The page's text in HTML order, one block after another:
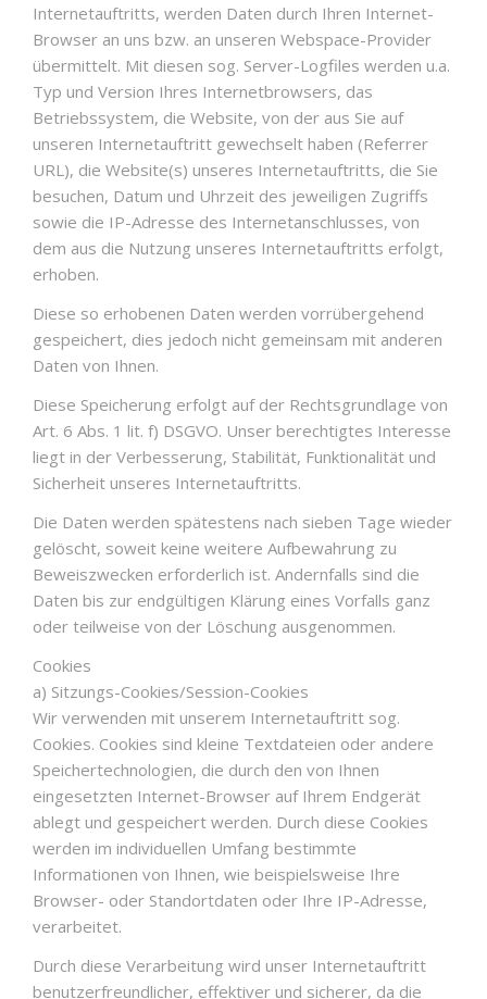
Internetauftritts, werden Daten durch Ihren Internet-
Browser an uns bzw. an unseren Webspace-Provider
übermittelt. Mit diesen sog. Server-Logfiles werden u.a.
Typ und Version Ihres Internetbrowsers, das
Betriebssystem, die Website, von der aus Sie auf
unseren Internetauftritt gewechselt haben (Referrer
URL), die Website(s) unseres Internetauftritts, die Sie
besuchen, Datum und Uhrzeit des jeweiligen Zugriffs
sowie die IP-Adresse des Internetanschlusses, von
dem aus die Nutzung unseres Internetauftritts erfolgt,
erhoben.
Diese so erhobenen Daten werden vorrübergehend
gespeichert, dies jedoch nicht gemeinsam mit anderen
Daten von Ihnen.
Diese Speicherung erfolgt auf der Rechtsgrundlage von
Art. 6 Abs. 1 lit. f) DSGVO. Unser berechtigtes Interesse
liegt in der Verbesserung, Stabilität, Funktionalität und
Sicherheit unseres Internetauftritts.
Die Daten werden spätestens nach sieben Tage wieder
gelöscht, soweit keine weitere Aufbewahrung zu
Beweiszwecken erforderlich ist. Andernfalls sind die
Daten bis zur endgültigen Klärung eines Vorfalls ganz
oder teilweise von der Löschung ausgenommen.
Cookies
a) Sitzungs-Cookies/Session-Cookies
Wir verwenden mit unserem Internetauftritt sog.
Cookies. Cookies sind kleine Textdateien oder andere
Speichertechnologien, die durch den von Ihnen
eingesetzten Internet-Browser auf Ihrem Endgerät
ablegt und gespeichert werden. Durch diese Cookies
werden im individuellen Umfang bestimmte
Informationen von Ihnen, wie beispielsweise Ihre
Browser- oder Standortdaten oder Ihre IP-Adresse,
verarbeitet.
Durch diese Verarbeitung wird unser Internetauftritt
benutzerfreundlicher, effektiver und sicherer, da die